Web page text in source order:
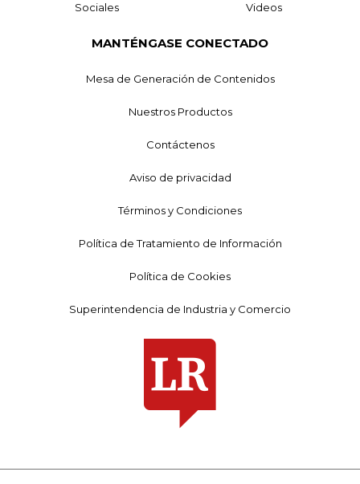
Sociales Videos
MANTÉNGASE CONECTADO
Mesa de Generación de Contenidos
Nuestros Productos
Contáctenos
Aviso de privacidad
Términos y Condiciones
Política de Tratamiento de Información
Política de Cookies
Superintendencia de Industria y Comercio